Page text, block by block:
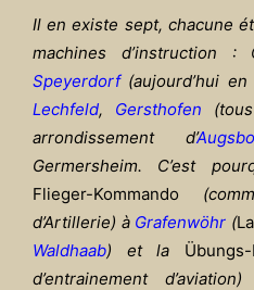
Il en existe sept, chacune
machines d’instruction :
Speyerdorf(aujourd’hui en
Lechfeld, Gersthofen
arrondissement d’
Germersheim. C’est
Flieger-Kommando
d’Artillerie) à Grafenwöhr (
Waldhaab) et la
d’entrainement